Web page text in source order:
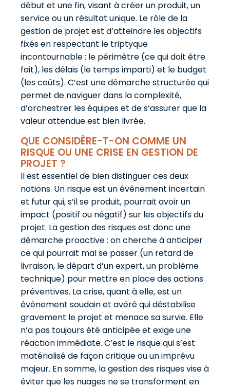
début et une fin, visant à créer un produit, un
service ou un résultat unique. Le rôle de la
gestion de projet est d’atteindre les objectifs
fixés en respectant le triptyque
incontournable : le périmètre (ce qui doit être
fait), les délais (le temps imparti) et le budget
(les coûts). C’est une démarche structurée qui
permet de naviguer dans la complexité,
d’orchestrer les équipes et de s’assurer que la
valeur attendue est bien livrée.
QUE CONSIDÈRE-T-ON COMME UN
RISQUE OU UNE CRISE EN GESTION DE
PROJET ?
Il est essentiel de bien distinguer ces deux
notions. Un risque est un événement incertain
et futur qui, s’il se produit, pourrait avoir un
impact (positif ou négatif) sur les objectifs du
projet. La gestion des risques est donc une
démarche proactive : on cherche à anticiper
ce qui pourrait mal se passer (un retard de
livraison, le départ d’un expert, un problème
technique) pour mettre en place des actions
préventives. La crise, quant à elle, est un
événement soudain et avéré qui déstabilise
gravement le projet et menace sa survie. Elle
n’a pas toujours été anticipée et exige une
réaction immédiate. C’est le risque qui s’est
matérialisé de façon critique ou un imprévu
majeur. En somme, la gestion des risques vise à
éviter que les nuages ne se transforment en